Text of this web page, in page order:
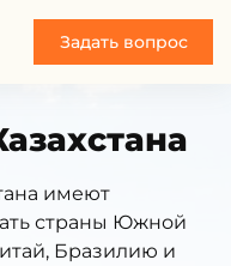
Задать вопрос
имеют
страны Южной
Бразилию и